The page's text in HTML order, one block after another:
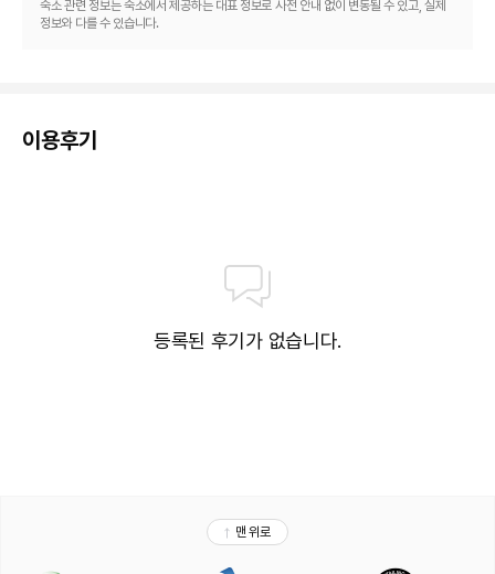
숙소 관련 정보는 숙소에서 제공하는 대표 정보로 사전 안내 없이 변동될 수 있고, 실제
정보와 다를 수 있습니다.
이용후기
등록된 후기가 없습니다.